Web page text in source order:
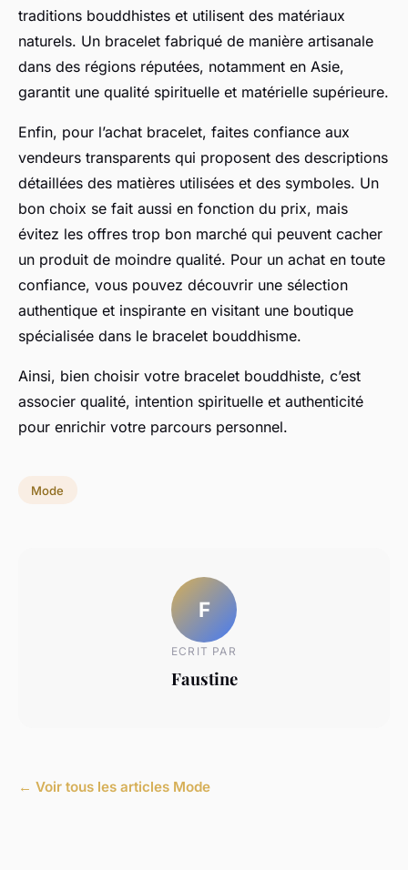
traditions bouddhistes et utilisent des matériaux
naturels. Un bracelet fabriqué de manière artisanale
dans des régions réputées, notamment en Asie,
garantit une qualité spirituelle et matérielle supérieure.
Enfin, pour l’achat bracelet, faites confiance aux
vendeurs transparents qui proposent des descriptions
détaillées des matières utilisées et des symboles. Un
bon choix se fait aussi en fonction du prix, mais
évitez les offres trop bon marché qui peuvent cacher
un produit de moindre qualité. Pour un achat en toute
confiance, vous pouvez découvrir une sélection
authentique et inspirante en visitant une boutique
spécialisée dans le bracelet bouddhisme.
Ainsi, bien choisir votre bracelet bouddhiste, c’est
associer qualité, intention spirituelle et authenticité
pour enrichir votre parcours personnel.
Mode
F
ECRIT PAR
Faustine
← Voir tous les articles Mode